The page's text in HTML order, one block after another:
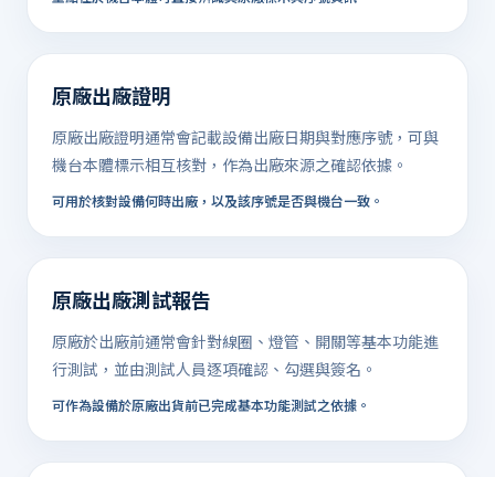
原廠出廠證明
原廠出廠證明通常會記載設備出廠日期與對應序號，可與
機台本體標示相互核對，作為出廠來源之確認依據。
可用於核對設備何時出廠，以及該序號是否與機台一致。
原廠出廠測試報告
原廠於出廠前通常會針對線圈、燈管、開關等基本功能進
行測試，並由測試人員逐項確認、勾選與簽名。
可作為設備於原廠出貨前已完成基本功能測試之依據。